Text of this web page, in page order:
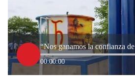
00:00:00